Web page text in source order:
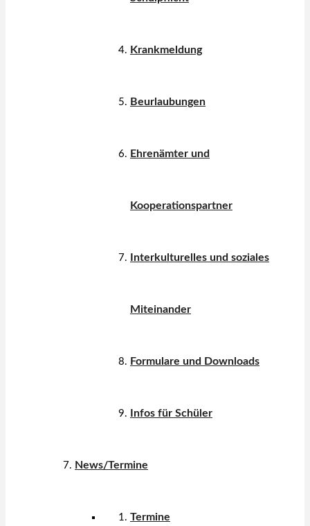
Krankmeldung
Beurlaubungen
Ehrenämter und
Kooperationspartner
Interkulturelles und soziales
Miteinander
Formulare und Downloads
Infos für Schüler
News/Termine
Termine